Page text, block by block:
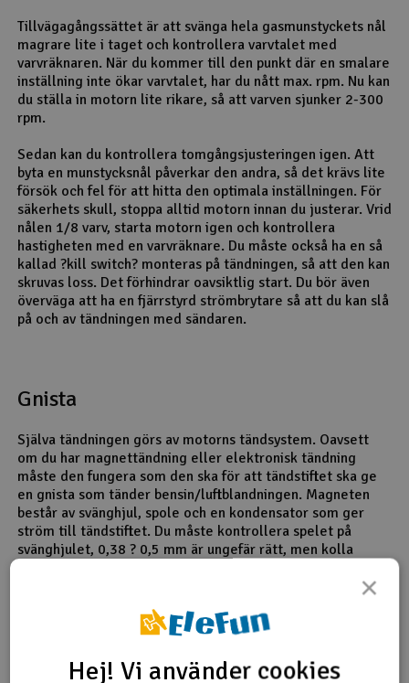
Tillvägagångssättet är att svänga hela gasmunstyckets nål
magrare lite i taget och kontrollera varvtalet med
varvräknaren. När du kommer till den punkt där en smalare
inställning inte ökar varvtalet, har du nått max. rpm. Nu kan
du ställa in motorn lite rikare, så att varven sjunker 2-300
rpm.
Sedan kan du kontrollera tomgångsjusteringen igen. Att
byta en munstycksnål påverkar den andra, så det krävs lite
försök och fel för att hitta den optimala inställningen. För
säkerhets skull, stoppa alltid motorn innan du justerar. Vrid
nålen 1/8 varv, starta motorn igen och kontrollera
hastigheten med en varvräknare. Du måste också ha en så
kallad ?kill switch? monteras på tändningen, så att den kan
skruvas loss. Det förhindrar oavsiktlig start. Du bör även
överväga att ha en fjärrstyrd strömbrytare så att du kan slå
på och av tändningen med sändaren.
Gnista
Själva tändningen görs av motorns tändsystem. Oavsett
om du har magnettändning eller elektronisk tändning
måste den fungera som den ska för att tändstiftet ska ge
en gnista som tänder bensin/luftblandningen. Magneten
består av svänghjul, spole och en kondensator som ger
ström till tändstiftet. Du måste kontrollera spelet på
svänghjulet, 0,38 ? 0,5 mm är ungefär rätt, men kolla
kontrollera spelet mellan magneten och sensorn, så att
den ger tillräcklig gnista. Batteriet som driver tändningen
måste alltid vara fulladdat innan du går ut och flyger.
×
Hej! Vi använder cookies